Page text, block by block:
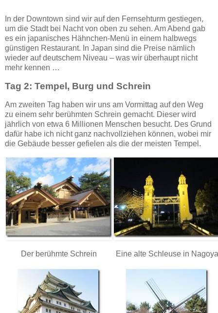
In der Downtown sind wir auf den Fernsehturm gestiegen,
um die Stadt bei Nacht von oben zu sehen. Am Abend gab
es ein japanisches Hähnchen-Menü in einem halbwegs
günstigen Restaurant. In Japan sind die Preise nämlich
wieder auf deutschem Niveau – was wir überhaupt nicht
mehr kennen …
Tag 2: Tempel, Burg und Schrein
Am zweiten Tag haben wir uns am Vormittag auf den Weg
zu einem sehr berühmten Schrein gemacht. Dieser wird
jährlich von etwa 6 Millionen Menschen besucht. Des Grund
dafür habe ich nicht ganz nachvollziehen können, wobei mir
die Gebäude besser gefielen als die der meisten Tempel.
Der berühmte Schrein Eine alte Schleuse in Nagoya